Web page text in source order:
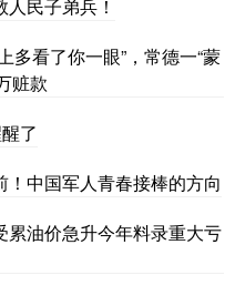
民子弟兵！
多看了你一眼”，常德一“蒙
赃款
了
中国军人青春接棒的方向
油价急升今年料录重大亏